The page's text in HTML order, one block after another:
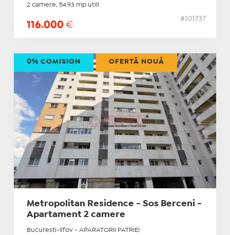
2 camere, 54.93 mp utili
116.000 €
#101737
Metropolitan Residence - Sos Berceni -
Apartament 2 camere
Bucuresti-Ilfov - APARATORII PATRIEI
0% COMISION OFERTĂ NOUĂ